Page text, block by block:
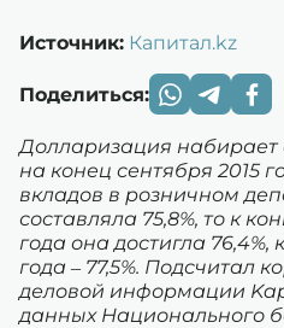
Источник: Капитал.kz
Поделиться:
Долларизация набирает
на конец сентября 2015
вкладов в розничном
составляла 75,8%, то к
года она достигла 76,4%,
года – 77,5%. Подсчитал
деловой информации
данных Национального